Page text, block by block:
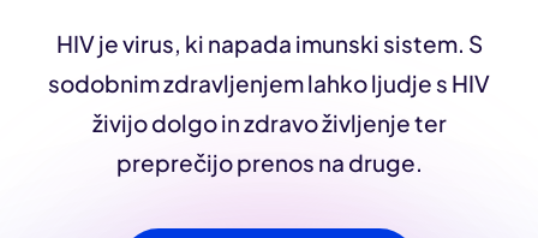
HIV je virus, ki napada imunski sistem. S
sodobnim zdravljenjem lahko ljudje s HIV
živijo dolgo in zdravo življenje ter
preprečijo prenos na druge.